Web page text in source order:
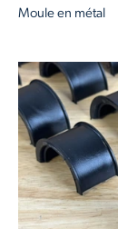
Moule en métal